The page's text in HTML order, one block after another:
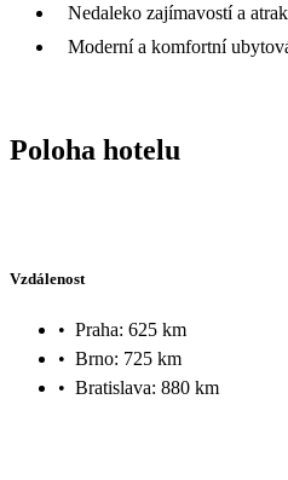
Nedaleko zajímavostí a
Moderní a komfortní
Poloha hotelu
Vzdálenost
• Praha: 625 km
• Brno: 725 km
• Bratislava: 880 km